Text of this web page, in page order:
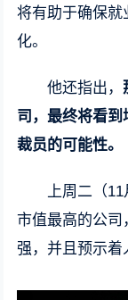
将有助于确保就
化。
他还指出，
司，最终将看
裁员的可能性。
上周二（
市值最高的公司
强，并且预示着